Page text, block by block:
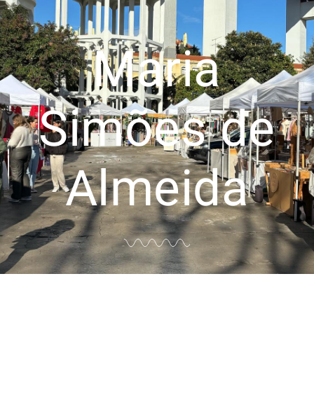
Maria
Simões de
Almeida